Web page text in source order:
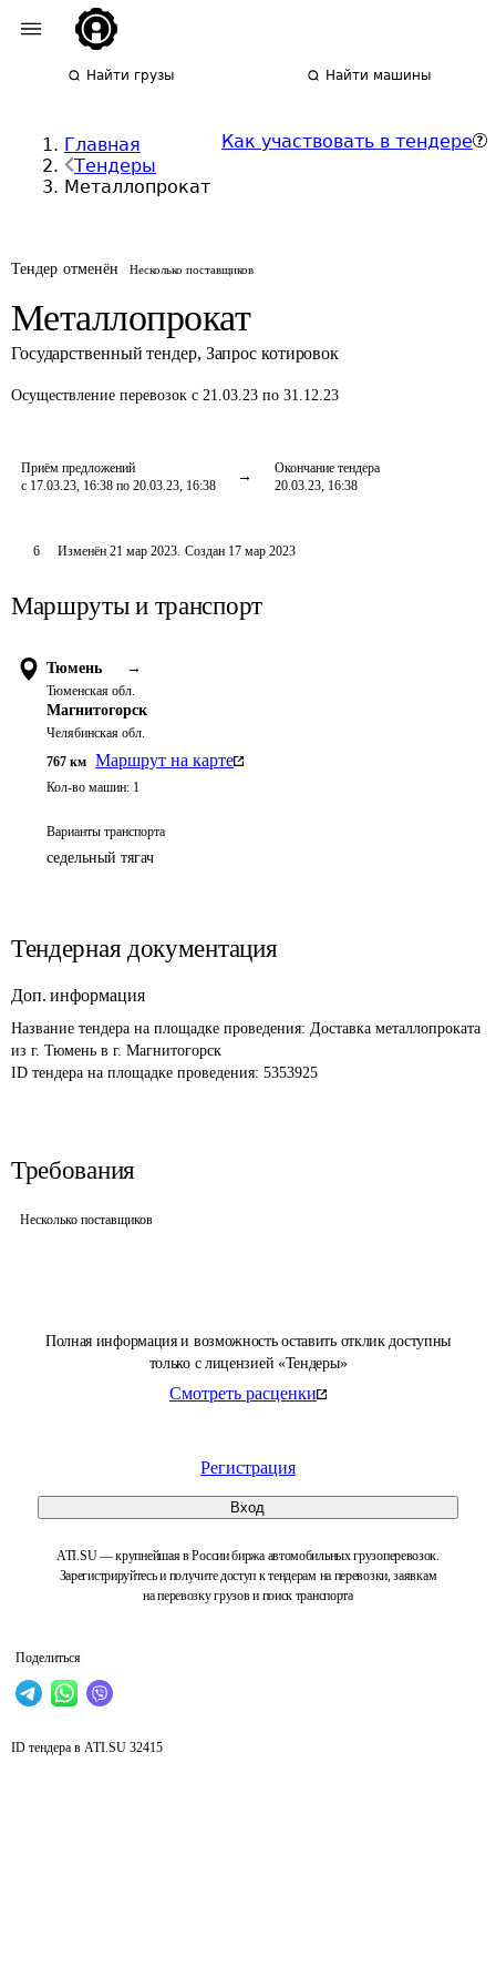
Найти грузы Найти машины
Главная
Тендеры
Металлопрокат
Как участвовать в тендере
Тендер отменён Несколько поставщиков
Металлопрокат
Государственный тендер, Запрос котировок
Осуществление перевозок с 21.03.23 по 31.12.23
Приём предложений
с 17.03.23, 16:38 по 20.03.23, 16:38
Окончание тендера
20.03.23, 16:38
Полная информация и возможность оставить отклик доступны
только с лицензией «Тендеры»
Смотреть расценки
Регистрация
Вход
ATI.SU — крупнейшая в России биржа автомобильных грузоперевозок.
Зарегистрируйтесь и получите доступ к тендерам на перевозки, заявкам
на перевозку грузов и поиск транспорта
Поделиться
6 Изменён 21 мар 2023. Создан 17 мар 2023
Маршруты и транспорт
Тюмень →
Тюменская обл.
Магнитогорск
Челябинская обл.
767 км Маршрут на карте
Кол-во машин: 1
Варианты транспорта
седельный тягач
Тендерная документация
Доп. информация
Название тендера на площадке проведения: Доставка металлопроката
из г. Тюмень в г. Магнитогорск
ID тендера на площадке проведения: 5353925
Требования
Несколько поставщиков
ID тендера в ATI.SU 32415